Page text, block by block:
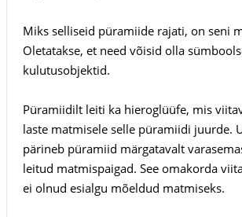
Miks selliseid püramiide rajati, on seni
Oletatakse, et need võisid olla
kulutusobjektid.
Püramiidilt leiti ka hieroglüüfe, mis
laste matmisele selle püramiidi juurde.
pärineb püramiid märgatavalt
leitud matmispaigad. See omakorda
ei olnud esialgu mõeldud matmiseks.